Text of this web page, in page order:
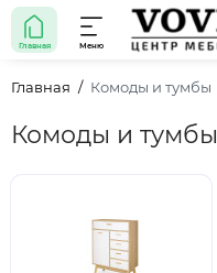
Главная Меню
Главная Комоды и тумбы
Комоды и тумбы